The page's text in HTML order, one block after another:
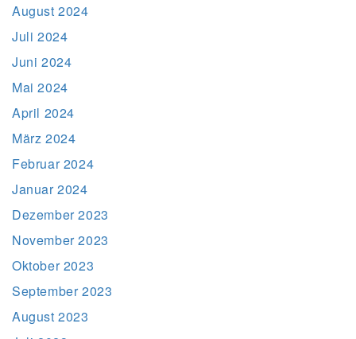
August 2024
Juli 2024
Juni 2024
Mai 2024
April 2024
März 2024
Februar 2024
Januar 2024
Dezember 2023
November 2023
Oktober 2023
September 2023
August 2023